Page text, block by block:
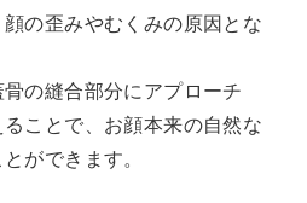
の歪みやむくみの原因とな
の縫合部分にアプローチ
ことで、お顔本来の自然な
ができます。